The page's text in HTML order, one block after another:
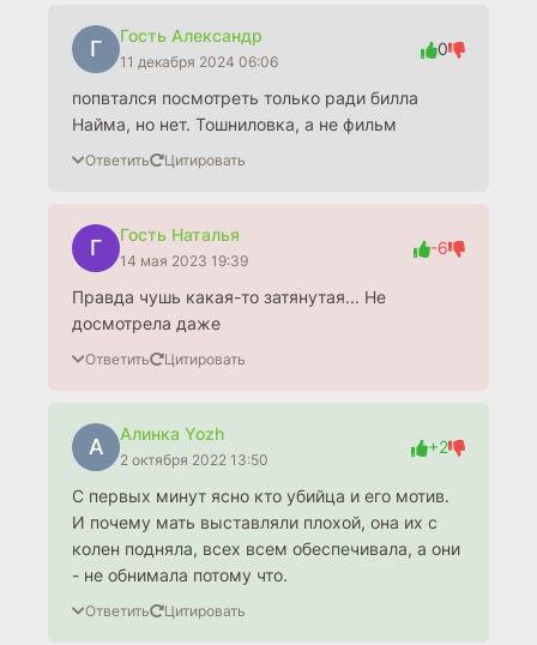
Г
Гость Александр
11 декабря 2024 06:06
0
попвтался посмотреть только ради билла
Найма, но нет. Тошниловка, а не фильм
Ответить Цитировать
Г
Гость Наталья
14 мая 2023 19:39
-6
Правда чушь какая-то затянутая... Не
досмотрела даже
Ответить Цитировать
А
Алинка Yozh
2 октября 2022 13:50
+2
С первых минут ясно кто убийца и его мотив.
И почему мать выставляли плохой, она их с
колен подняла, всех всем обеспечивала, а они
- не обнимала потому что.
Ответить Цитировать